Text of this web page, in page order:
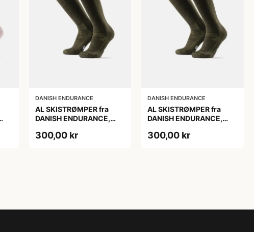
DANISH ENDURANCE
AL SKISTRØMPER fra
DANISH ENDURANCE,
300,00 kr
DANISH ENDURANCE
AL SKISTRØMPER fra
DANISH ENDURANCE,
300,00 kr